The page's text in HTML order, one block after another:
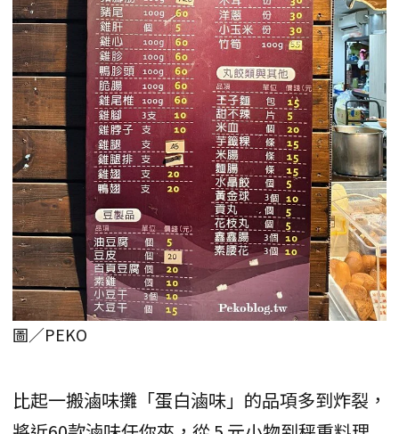
圖／PEKO
比起一搬滷味攤「蛋白滷味」的品項多到炸裂，